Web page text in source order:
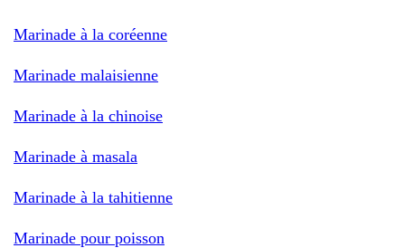
Marinade à la coréenne
Marinade malaisienne
Marinade à la chinoise
Marinade à masala
Marinade à la tahitienne
Marinade pour poisson